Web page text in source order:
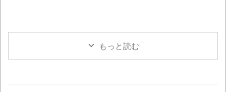
もっと読む